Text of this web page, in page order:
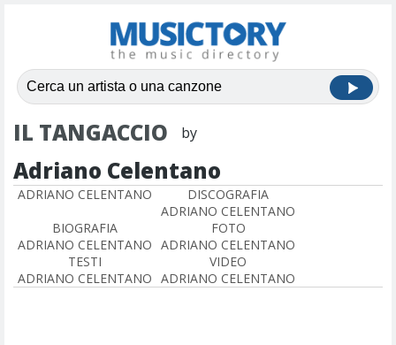
IL TANGACCIO by
Adriano Celentano
ADRIANO CELENTANO
DISCOGRAFIA
ADRIANO CELENTANO
BIOGRAFIA
ADRIANO CELENTANO
FOTO
ADRIANO CELENTANO
TESTI
ADRIANO CELENTANO
VIDEO
ADRIANO CELENTANO